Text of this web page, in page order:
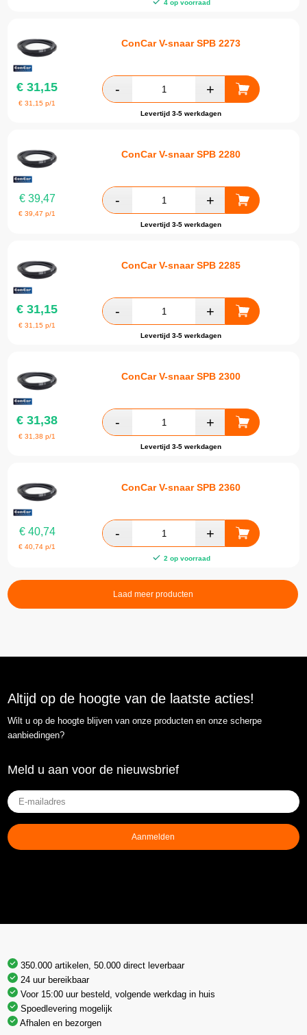
4 op voorraad
ConCar V-snaar SPB 2273
€ 31,15
€31,15 p/1
Levertijd 3-5 werkdagen
ConCar V-snaar SPB 2280
€39,47
€39,47 p/1
Levertijd 3-5 werkdagen
ConCar V-snaar SPB 2285
€ 31,15
€31,15 p/1
Levertijd 3-5 werkdagen
ConCar V-snaar SPB 2300
€ 31,38
€31,38 p/1
Levertijd 3-5 werkdagen
ConCar V-snaar SPB 2360
€40,74
€40,74 p/1
2 op voorraad
Laad meer producten
Altijd op de hoogte van de laatste acties!
Wilt u op de hoogte blijven van onze producten en onze scherpe
aanbiedingen?
Meld u aan voor de nieuwsbrief
E-
mailadres(Vereist)
Aanmelden
350.000 artikelen, 50.000 direct leverbaar
24 uur bereikbaar
Voor 15:00 uur besteld, volgende werkdag in huis
Spoedlevering mogelijk
Afhalen en bezorgen